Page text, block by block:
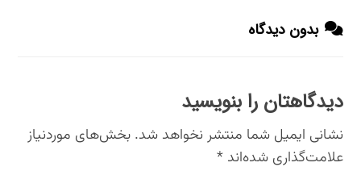
بدون دیدگاه
دیدگاهتان را بنویسید
نشانی ایمیل شما منتشر نخواهد شد. بخش‌های موردنیاز
علامت‌گذاری شده‌اند*